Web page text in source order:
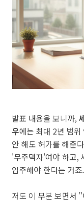
발표 내용을 보니까,
우에는 최대 2년 범
안 해도 허가를 해준
'무주택자'여야 하고,
입주해야 한다는 거죠.
저도 이 부분 보면서